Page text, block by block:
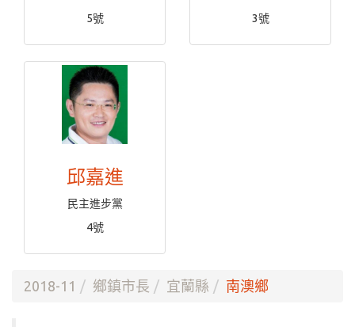
5號
3號
邱嘉進
民主進步黨
4號
2018-11 鄉鎮市長 宜蘭縣 南澳鄉